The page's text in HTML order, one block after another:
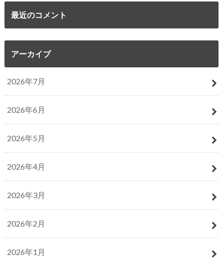
最近のコメント
アーカイブ
2026年7月
2026年6月
2026年5月
2026年4月
2026年3月
2026年2月
2026年1月